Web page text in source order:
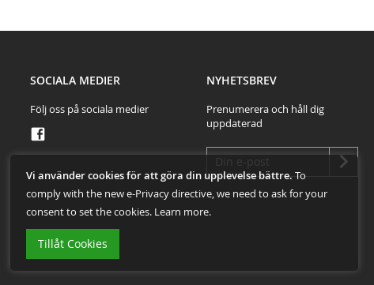
Vi använder cookies för att göra din upplevelse bättre. To
comply with the new e-Privacy directive, we need to ask for your
consent to set the cookies. Learn more.
Tillåt Cookies
SOCIALA MEDIER
Följ oss på sociala medier
NYHETSBREV
Prenumerera och håll dig
uppdaterad